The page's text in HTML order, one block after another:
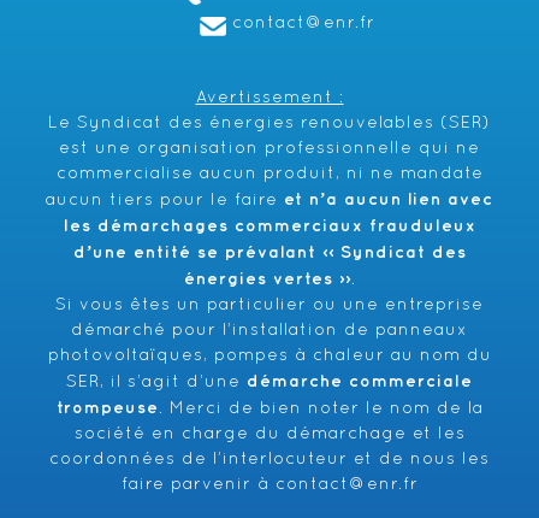
contact@enr.fr
Avertissement :
Le Syndicat des énergies renouvelables (SER)
est une organisation professionnelle qui ne
commercialise aucun produit, ni ne mandate
aucun tiers pour le faire et n’a aucun lien avec
les démarchages commerciaux frauduleux
d’une entité se prévalant ‹‹ Syndicat des
énergies vertes ››.
Si vous êtes un particulier ou une entreprise
démarché pour l’installation de panneaux
photovoltaïques, pompes à chaleur au nom du
SER, il s’agit d’une démarche commerciale
trompeuse . Merci de bien noter le nom de la
société en charge du démarchage et les
coordonnées de l’interlocuteur et de nous les
faire parvenir à
contact@enr.fr